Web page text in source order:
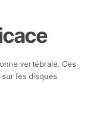
vertébrale. Ces
les disques